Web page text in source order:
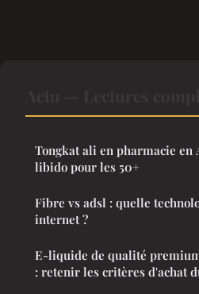
Tongkat ali en pharmacie
libido pour les 50+
Fibre vs adsl : quelle
internet ?
E-liquide de qualité
: retenir les critères d'achat